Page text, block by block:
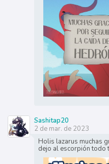
Sashitap20
2 de mar. de 2023
Holis lazarus muchas
dejo al escorpión todo